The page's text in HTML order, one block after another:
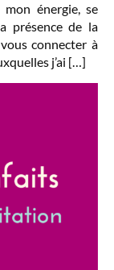
énergie, se
présence de la
connecter à
j’ai […]